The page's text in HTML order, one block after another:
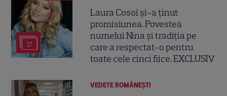
17
Laura Cosoi și-a ținut
promisiunea. Povestea
numelui Nina și tradiția pe
care a respectat-o pentru
toate cele cinci fiice. EXCLUSIV
VEDETE ROMÂNEŞTI